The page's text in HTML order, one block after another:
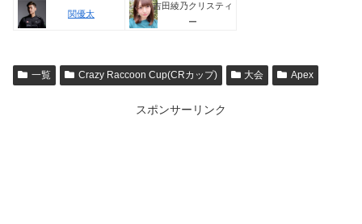
関優太
吉田綾乃クリスティ
ー
一覧 Crazy Raccoon Cup(CRカップ) 大会 Apex
スポンサーリンク